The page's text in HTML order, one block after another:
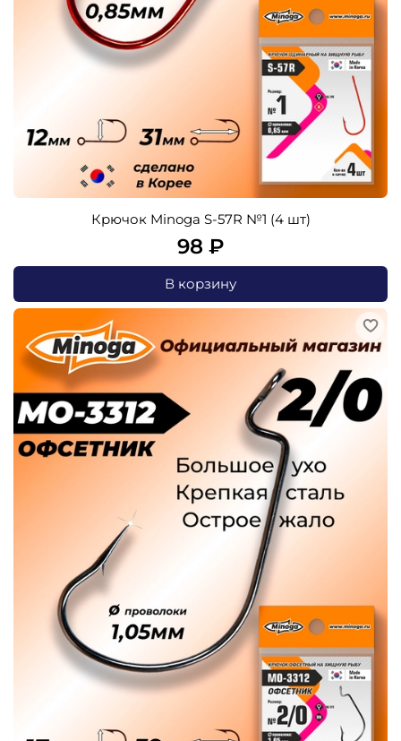
Крючок Minoga S-57R №1 (4 шт)
98 ₽
В корзину